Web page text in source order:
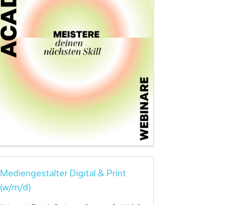
Mediengestalter Digital & Print
(w/m/d)